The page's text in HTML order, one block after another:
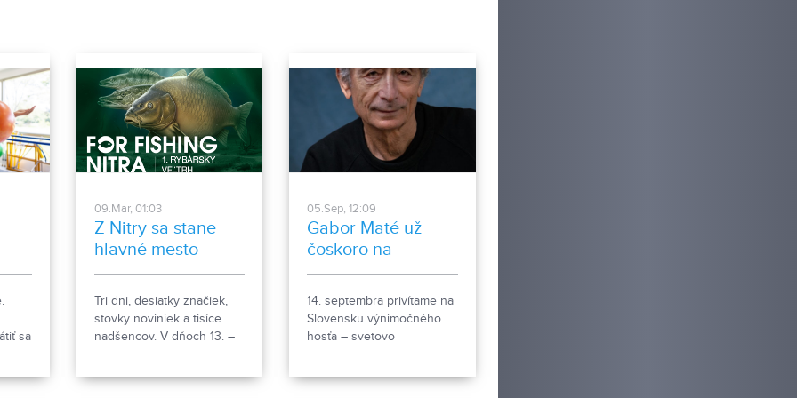
sa
09.Mar, 01:03
Z Nitry sa stane
hlavné mesto
rybárov
Tri dni, desiatky značiek,
stovky noviniek a tisíce
nadšencov. V dňoch 13. –
05.Sep, 12:09
Gabor Maté už
čoskoro na
Slovensku
14. septembra privítame na
Slovensku výnimočného
hosťa – svetovo